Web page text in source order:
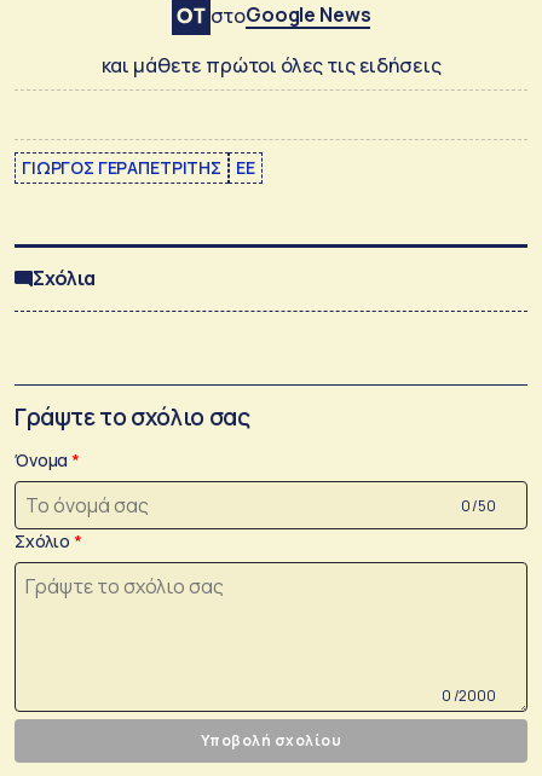
στοGoogle News
και μάθετε πρώτοι όλες τις ειδήσεις
ΓΙΩΡΓΟΣ ΓΕΡΑΠΕΤΡΙΤΗΣ ΕΕ
Σχόλια
Γράψτε το σχόλιο σας
Όνομα
0 /50
Σχόλιο
0 /2000
Υποβολή σχολίου